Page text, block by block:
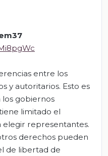
entre los
y autoritarios. Esto es
gobiernos
limitado el
elegir representantes.
derechos pueden
de libertad de